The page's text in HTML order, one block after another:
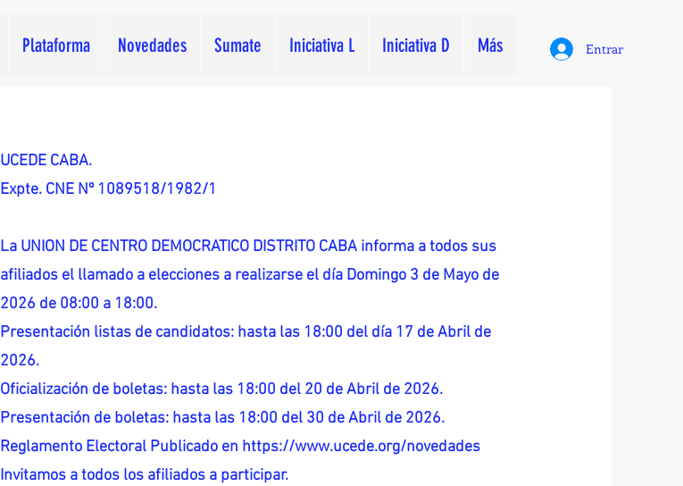
Plataforma Novedades Sumate Iniciativa L Iniciativa D Más Entrar
UCEDE CABA.
Expte. CNE Nº 1089518/1982/1
La UNION DE CENTRO DEMOCRATICO DISTRITO CABA informa a todos sus
afiliados el llamado a elecciones a realizarse el día Domingo 3 de Mayo de
2026 de 08:00 a 18:00.
Presentación listas de candidatos: hasta las 18:00 del día 17 de Abril de
2026.
Oficialización de boletas: hasta las 18:00 del 20 de Abril de 2026.
Presentación de boletas: hasta las 18:00 del 30 de Abril de 2026.
Reglamento Electoral Publicado en https://www.ucede.org/novedades
Invitamos a todos los afiliados a participar.